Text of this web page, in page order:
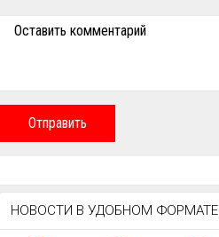
Оставить комментарий
Отправить
НОВОСТИ В УДОБНОМ ФОРМАТЕ